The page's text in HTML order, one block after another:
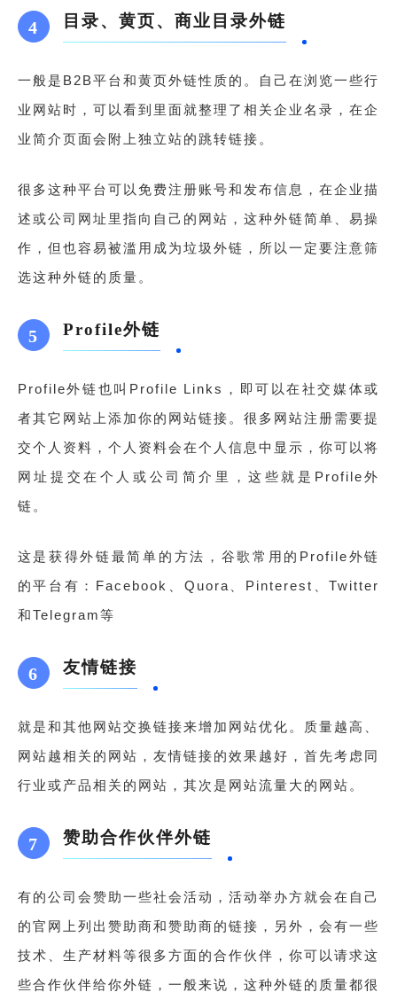
4 目录、黄页、商业目录外链
一般是B2B平台和黄页外链性质的。自己在浏览一些行
业网站时，可以看到里面就整理了相关企业名录，在企
业简介页面会附上独立站的跳转链接。
很多这种平台可以免费注册账号和发布信息，在企业描
述或公司网址里指向自己的网站，这种外链简单、易操
作，但也容易被滥用成为垃圾外链，所以一定要注意筛
选这种外链的质量。
5 Profile外链
Profile外链也叫Profile Links，即可以在社交媒体或
者其它网站上添加你的网站链接。很多网站注册需要提
交个人资料，个人资料会在个人信息中显示，你可以将
网址提交在个人或公司简介里，这些就是Profile外
链。
这是获得外链最简单的方法，谷歌常用的Profile外链
的平台有：Facebook、Quora、Pinterest、Twitter
和Telegram等
6 友情链接
就是和其他网站交换链接来增加网站优化。质量越高、
网站越相关的网站，友情链接的效果越好，首先考虑同
行业或产品相关的网站，其次是网站流量大的网站。
7 赞助合作伙伴外链
有的公司会赞助一些社会活动，活动举办方就会在自己
的官网上列出赞助商和赞助商的链接，另外，会有一些
技术、生产材料等很多方面的合作伙伴，你可以请求这
些合作伙伴给你外链，一般来说，这种外链的质量都很